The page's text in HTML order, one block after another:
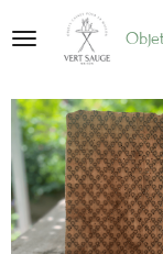
Passer
au
principal